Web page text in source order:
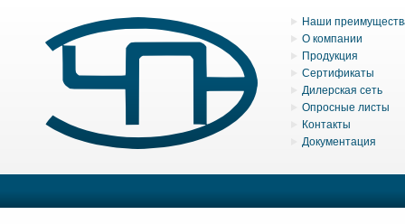
Наши
О компании
Продукция
Сертификаты
Дилерская сеть
Опросные листы
Контакты
Документация